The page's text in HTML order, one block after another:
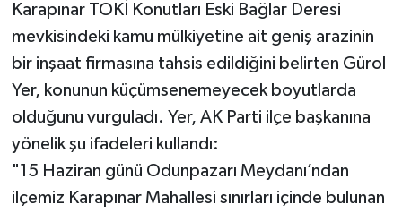
Karapınar TOKİ Konutları Eski Bağlar Deresi
mevkisindeki kamu mülkiyetine ait geniş arazinin
bir inşaat firmasına tahsis edildiğini belirten Gürol
Yer, konunun küçümsenemeyecek boyutlarda
olduğunu vurguladı. Yer, AK Parti ilçe başkanına
yönelik şu ifadeleri kullandı:
"15 Haziran günü Odunpazarı Meydanı’ndan
ilçemiz Karapınar Mahallesi sınırları içinde bulunan